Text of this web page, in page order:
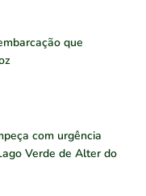
que
com urgência
Verde de Alter do